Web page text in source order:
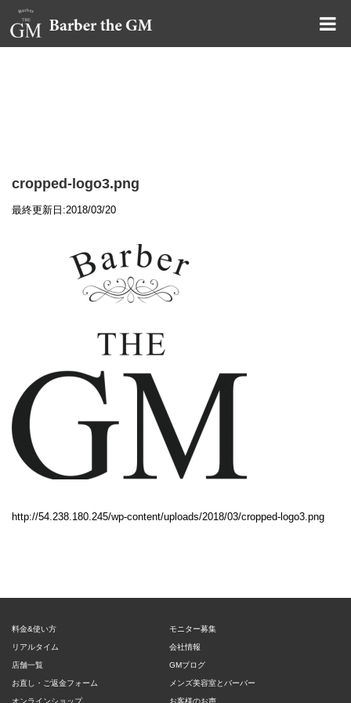
cropped-logo3.png
最終更新日:2018/03/20
http://54.238.180.245/wp-content/uploads/2018/03/cropped-logo3.png
料金&使い方
リアルタイム
店舗一覧
お直し・ご返金フォーム
モニター募集
会社情報
GMブログ
メンズ美容室とバーバー